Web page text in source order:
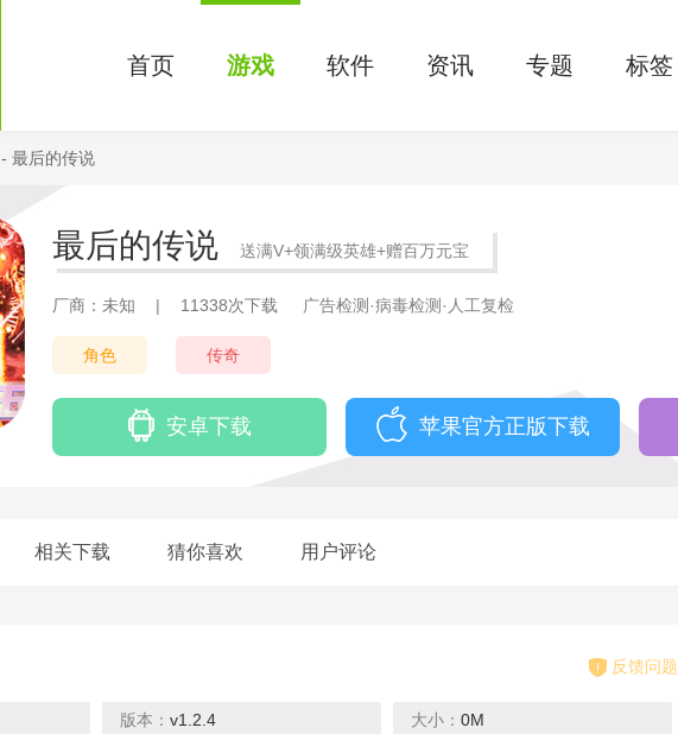
首页 游戏 软件 资讯 专题 标签
- 最后的传说
最后的传说 送满V+领满级英雄+赠百万元宝
厂商：未知 | 11338次下载 广告检测·病毒检测·人工复检
角色 传奇
安卓下载 苹果官方正版下载
相关下载 猜你喜欢 用户评论
反馈问题
版本： v1.2.4 大小： 0M